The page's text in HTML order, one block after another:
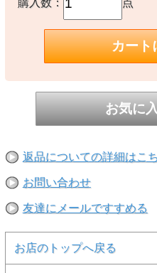
○中国製
※着用、お取り扱いの際は商品
洗濯ネームを必ずご確認ください
※撮影時の環境やご使用のPCモ
多少異なる場合があります。
す。完売や欠品の場合は大変ご
うえ注文いただきますようお願い
購入数： 点
返品についての詳細はこ
お問い合わせ
友達にメールですすめる
お店のトップへ戻る